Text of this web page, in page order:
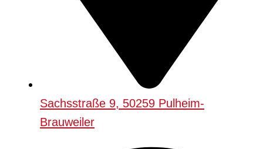
Sachsstraße 9, 50259 Pulheim-
Brauweiler